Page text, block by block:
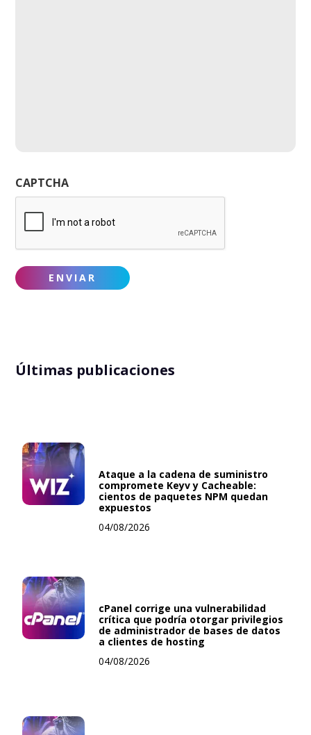
CAPTCHA
Últimas publicaciones
Ataque a la cadena de suministro
compromete Keyv y Cacheable:
cientos de paquetes NPM quedan
expuestos
04/08/2026
cPanel corrige una vulnerabilidad
crítica que podría otorgar privilegios
de administrador de bases de datos
a clientes de hosting
04/08/2026